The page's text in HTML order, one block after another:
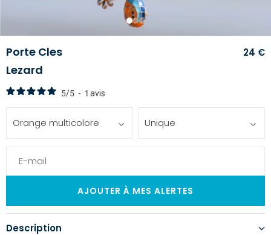
1 23
Porte Cles
Lezard
24 €
5/5 - 1 avis
Orange multicolore Unique
Description